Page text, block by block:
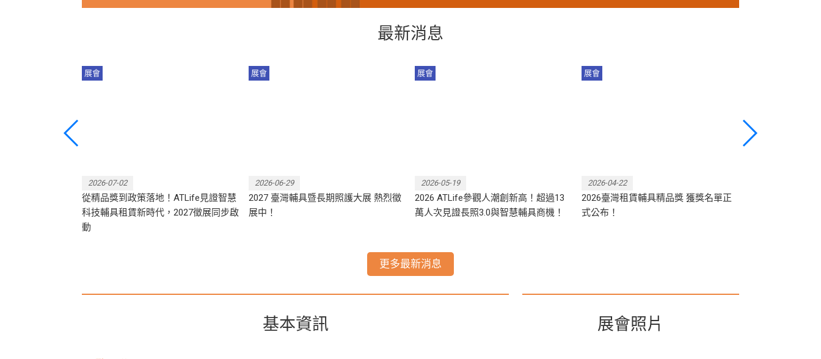
最新消息
年度產業盛事2027 ATLife！歡迎
展會
2026-07-02
從精品獎到政策落地！ATLife見證智慧
科技輔具租賃新時代，2027徵展同步啟
動
2027 臺灣輔具暨長期照護大展
展會
2026-06-29
2027 臺灣輔具暨長期照護大展 熱烈徵
展中！
2027/5/13-16，明年南港展覽館
展會
2026-05-19
2026 ATLife參觀人潮創新高！超過13
萬人次見證長照3.0與智慧輔具商機！
恭賀!! 2026臺灣租賃輔具精品獎
展會
2026-04-22
2026臺灣租賃輔具精品獎 獲獎名單正
式公布！
更多最新消息
基本資訊 展會照片